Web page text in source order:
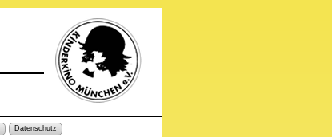
Datenschutz